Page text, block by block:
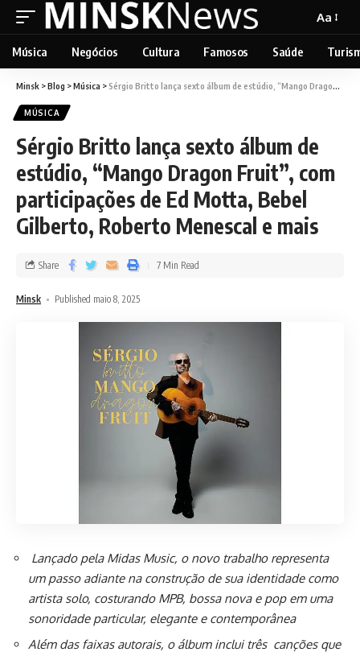
Aa
Música Negócios Cultura Famosos Saúde
Minsk >Blog >Música >Sérgio Britto lança sexto álbum de estúdio, “Mango Dragon Fruit”, com participações de Ed Motta, Bebel Gilberto, Roberto Menescal e mais
MÚSICA
Sérgio Britto lança sexto álbum de
estúdio, “Mango Dragon Fruit”, com
participações de Ed Motta, Bebel
Gilberto, Roberto Menescal e mais
Minsk Published maio 8, 2025
Share 7 Min Read
Lançado pela Midas Music, o novo trabalho representa
um passo adiante na construção de sua identidade como
artista solo, costurando MPB, bossa nova e pop em uma
sonoridade particular, elegante e contemporânea
Além das faixas autorais, o álbum inclui três canções que